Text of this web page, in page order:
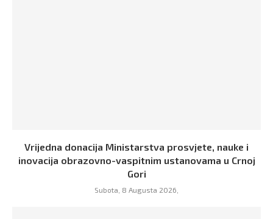
Vrijedna donacija Ministarstva prosvjete, nauke i
inovacija obrazovno-vaspitnim ustanovama u Crnoj
Gori
Subota, 8 Augusta 2026,